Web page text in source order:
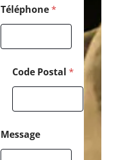
Téléphone*
Code Postal *
Message